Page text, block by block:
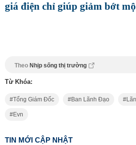
giá điện chỉ giúp giảm bớt
Theo Nhịp sống thị trường
Từ Khóa:
Tổng Giám Đốc Ban Lãnh Đạo
Evn
TIN MỚI CẬP NHẬT